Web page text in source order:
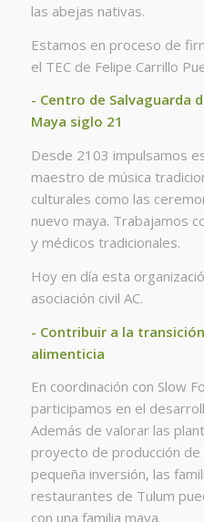
las abejas nativas.
Estamos en proceso de
el TEC de Felipe Carrillo
- Centro de Salvaguarda
Maya siglo 21
Desde 2103 impulsamos
maestro de música
culturales como las
nuevo maya. Trabajamos
y médicos tradicionales.
Hoy en día esta
asociación civil AC.
- Contribuir a la
alimenticia
En coordinación con Slow
participamos en el
Además de valorar las
proyecto de producción de
pequeña inversión, las
restaurantes de Tulum
con una familia maya.